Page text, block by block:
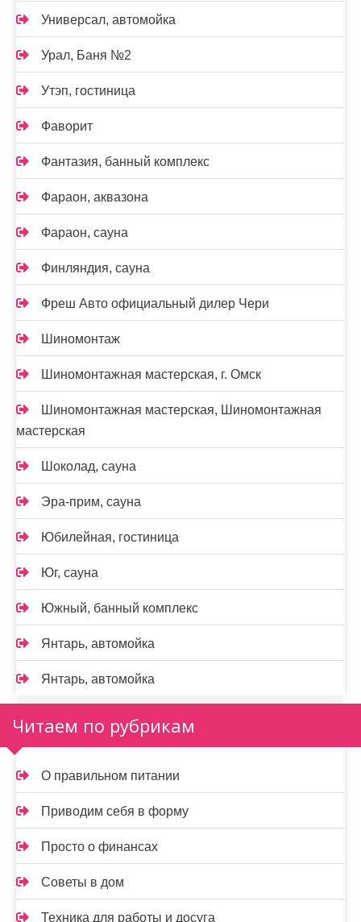
Универсал, автомойка
Урал, Баня №2
Утэп, гостиница
Фаворит
Фантазия, банный комплекс
Фараон, аквазона
Фараон, сауна
Финляндия, сауна
Фреш Авто официальный дилер Чери
Шиномонтаж
Шиномонтажная мастерская, г. Омск
Шиномонтажная мастерская, Шиномонтажная
мастерская
Шоколад, сауна
Эра-прим, сауна
Юбилейная, гостиница
Юг, сауна
Южный, банный комплекс
Янтарь, автомойка
Янтарь, автомойка
Читаем по рубрикам
О правильном питании
Приводим себя в форму
Просто о финансах
Советы в дом
Техника для работы и досуга